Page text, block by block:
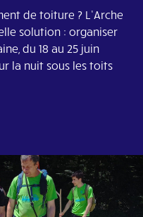
de toiture ? L’Arche
solution : organiser
du 18 au 25 juin
la nuit sous les toits